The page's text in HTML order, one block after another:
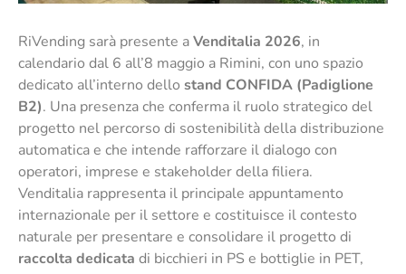
RiVending sarà presente aVenditalia 2026, in
calendario dal 6 all’8 maggio a Rimini, con uno spazio
dedicato all’interno dello stand CONFIDA (Padiglione
B2). Una presenza che conferma il ruolo strategico del
progetto nel percorso di sostenibilità della distribuzione
automatica e che intende rafforzare il dialogo con
operatori, imprese e stakeholder della filiera.
Venditalia rappresenta il principale appuntamento
internazionale per il settore e costituisce il contesto
naturale per presentare e consolidare il progetto di
raccolta dedicata di bicchieri in PS e bottiglie in PET,